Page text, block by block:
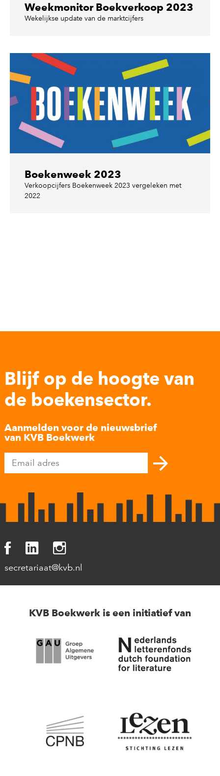
Weekmonitor Boekverkoop 2023
Wekelijkse update van de marktcijfers
Boekenweek 2023
Verkoopcijfers Boekenweek 2023 vergeleken met
2022
Blijf op de hoogte van
de boekensector.
Aanmelden voor de nieuwsbrief
van KVB Boekwerk
secretariaat@kvb.nl
KVB Boekwerk is een initiatief van